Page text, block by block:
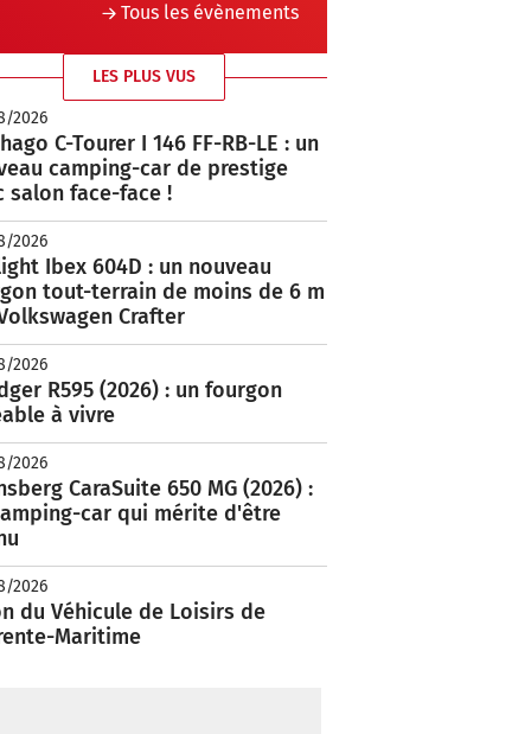
Tous les évènements
LES PLUS VUS
2026
C-Tourer I 146 FF-RB-LE : un
camping-car de prestige
salon face-face !
2026
Ibex 604D : un nouveau
tout-terrain de moins de 6 m
Crafter
2026
R595 (2026) : un fourgon
à vivre
2026
CaraSuite 650 MG (2026) :
car qui mérite d'être
2026
du Véhicule de Loisirs de
Maritime